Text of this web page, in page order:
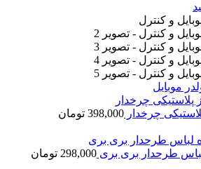
موبایل
چرخدار 398,000 تومان
طرحدار بری بری 298,000 تومان